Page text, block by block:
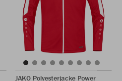
JAKO Polyesterjacke Power